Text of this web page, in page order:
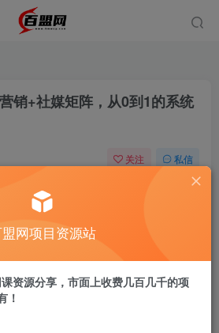
销+社媒矩阵，从0到1的系统
关注 私信
+社媒矩阵，从0到1的系统化实战方案
盟币9.9
网项目资源站
资源分享，市面上收费几百几千的项
！